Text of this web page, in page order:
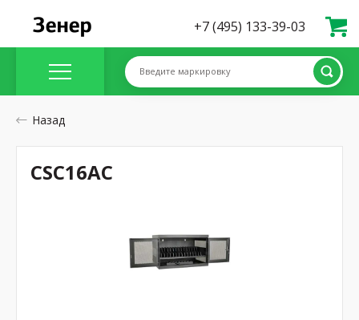
+7 (495) 133-39-03
Введите маркировку
Назад
CSC16AC